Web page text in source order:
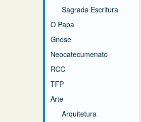
Sagrada Escritura
O Papa
Gnose
Neocatecumenato
RCC
TFP
Arte
Arquitetura